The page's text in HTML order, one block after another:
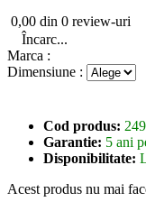
0,00 din 0 review-uri
Încarc...
Marca :
Dimensiune :
Cod produs:
Garantie: 5 ani
Disponibilitate:
Acest produs nu mai